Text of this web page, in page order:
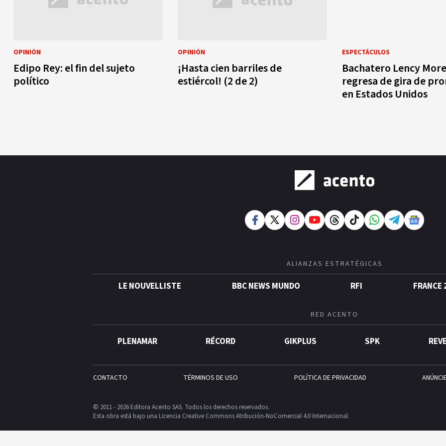
OPINIÓN
Edipo Rey: el fin del sujeto
político
OPINIÓN
¡Hasta cien barriles de
estiércol! (2 de 2)
ESPECTÁCULOS
Bachatero Lency
regresa de gira de
en Estados Unidos
ALIANZAS ESTRATÉGICAS
LE NOUVELLISTE BBC NEWS MUNDO RFI FRANCE
RED ACENTO
PLENAMAR RÉCORD GIKPLUS SPK
CONTACTO TÉRMINOS DE USO POLÍTICA DE PRIVACIDAD
© 2011 - 2026 Editora Acento SAS. Todos los derechos reservados.
Esta obra está bajo una Licencia Creative Commons Atribución-NoComercial 4.0 Internacional.